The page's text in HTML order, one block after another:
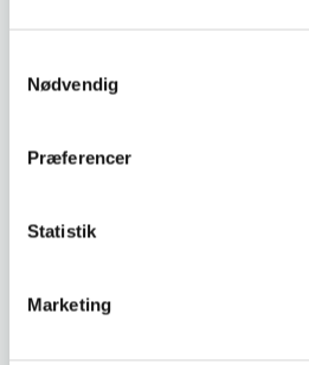
Nødvendig
Præferencer
Statistik
Marketing
indenfor compassion som en
omsorgs- og
øvelser som du kan anvende
udfordringer påvirker dig i dit